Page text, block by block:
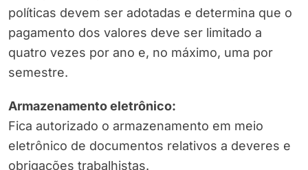
políticas devem ser adotadas e determina que o
pagamento dos valores deve ser limitado a
quatro vezes por ano e, no máximo, uma por
semestre.
Armazenamento eletrônico:
Fica autorizado o armazenamento em meio
eletrônico de documentos relativos a deveres e
obrigações trabalhistas.